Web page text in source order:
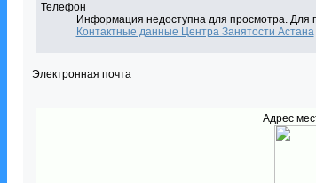
Телефон
Информация недоступна для просмотра. Для
Контактные данные Центра Занятости Астана
Электронная почта
Адрес